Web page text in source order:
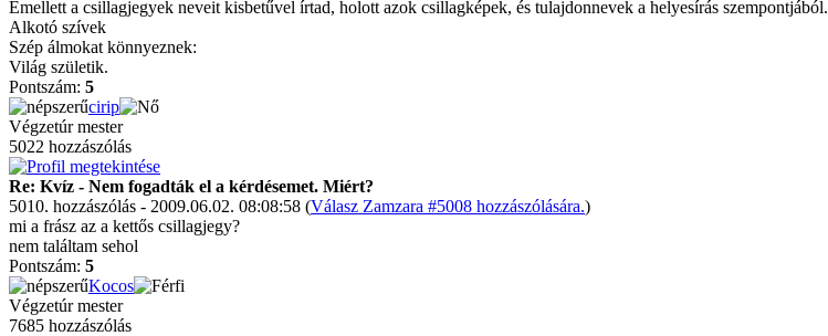
Emellett a csillagjegyek neveit kisbetűvel írtad, holott azok csillagképek, és tulajdonnevek a helyesírás szempontjából.
Alkotó szívek
Szép álmokat könnyeznek:
Világ születik.
Pontszám: 5
cirip
Végzetúr mester
5022 hozzászólás
Re: Kvíz - Nem fogadták el a kérdésemet. Miért?
5010. hozzászólás - 2009.06.02. 08:08:58 (Válasz Zamzara #5008 hozzászólására.)
mi a frász az a kettős csillagjegy?
nem találtam sehol
Pontszám: 5
Kocos
Végzetúr mester
7685 hozzászólás